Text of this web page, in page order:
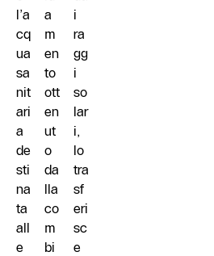
l’a
cq
ua
sa
nit
ari
a
de
sti
na
ta
all
e
a
m
en
to
ott
en
ut
o
da
lla
co
m
bi
i
ra
gg
i
so
lar
i,
lo
tra
sf
eri
sc
e